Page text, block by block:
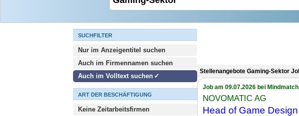
SUCHFILTER
Nur im Anzeigentitel suchen
Auch im Firmennamen suchen
Auch im Volltext suchen
ART DER BESCHÄFTIGUNG
Keine Zeitarbeitsfirmen
Stellenangebote Gaming-Sektor
Job am 09.07.2026 bei
NOVOMATIC AG
Head of Game